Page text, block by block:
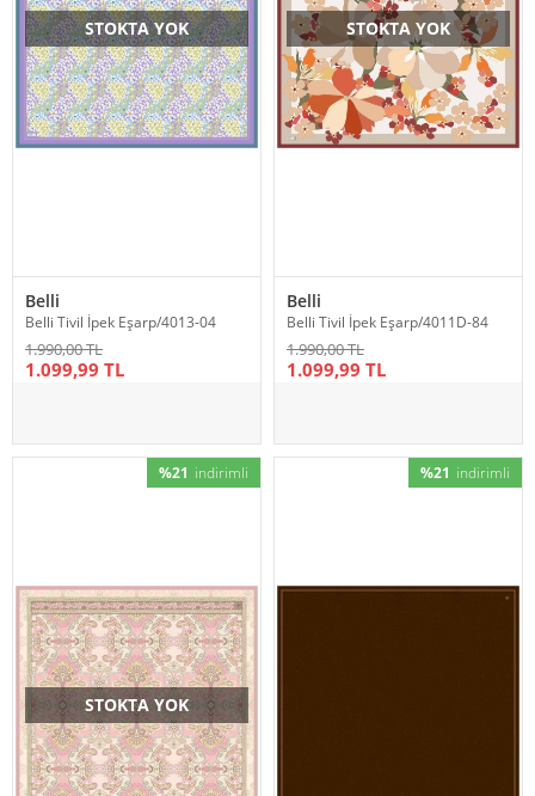
STOKTA YOK
Belli
Belli Tivil İpek Eşarp/4013-04
1.990,00 TL
1.099,99 TL
STOKTA YOK
Belli
Belli Tivil İpek Eşarp/4011D-84
1.990,00 TL
1.099,99 TL
%21 indirimli
STOKTA YOK
%21 indirimli